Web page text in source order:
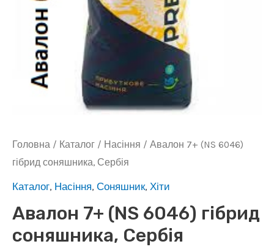
Головна / Каталог / Насіння / Авалон 7+ (NS 6046)
гібрид соняшника, Сербія
Каталог, Насіння, Соняшник, Хіти
Авалон 7+ (NS 6046) гібрид
соняшника, Сербія